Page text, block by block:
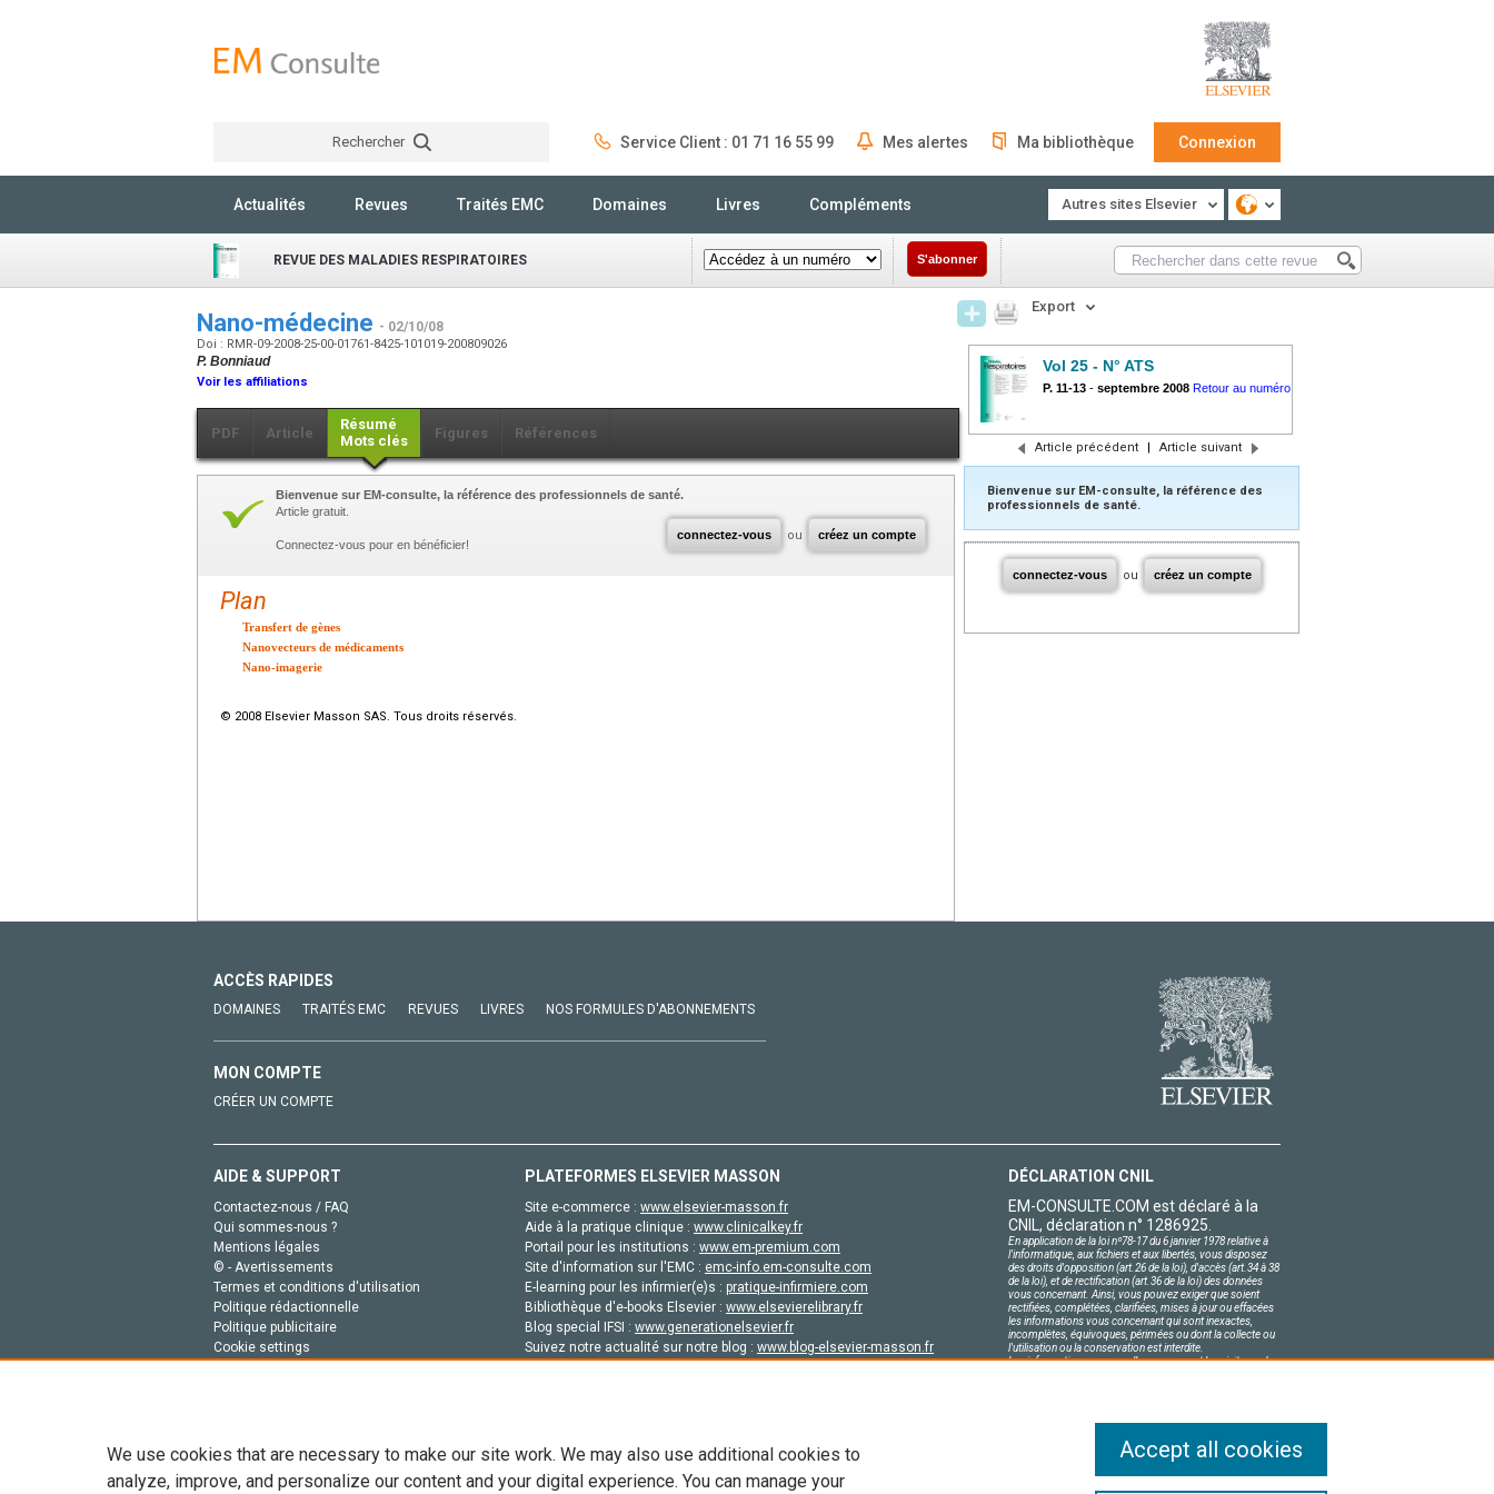
Rechercher Service Client : 01 71 16 55 99 Mes alertes Ma bibliothèque Connexion
Actualités Revues Traités EMC Domaines Livres Compléments Autres sites Elsevier
REVUE DES MALADIES RESPIRATOIRES S'abonner
Nano-médecine - 02/10/08
Doi : RMR-09-2008-25-00-01761-8425-101019-200809026
P. Bonniaud
Voir les affiliations
PDF Article
Résumé
Mots clés
Figures Références
connectez-vous ou créez un compte
Bienvenue sur EM-consulte, la référence des professionnels de santé.
Article gratuit.
Connectez-vous pour en bénéficier!
Plan
Transfert de gènes
Nanovecteurs de médicaments
Nano-imagerie
© 2008 Elsevier Masson SAS. Tous droits réservés.
Export
Vol 25 - N° ATS
P. 11-13 - septembre 2008 Retour au numéro
Article précédent | Article suivant
Bienvenue sur EM-consulte, la référence des
professionnels de santé.
connectez-vous ou créez un compte
ACCÈS RAPIDES
DOMAINES TRAITÉS EMC REVUES LIVRES NOS FORMULES D'ABONNEMENTS
MON COMPTE
CRÉER UN COMPTE
AIDE & SUPPORT
Contactez-nous / FAQ
Qui sommes-nous ?
Mentions légales
© - Avertissements
Termes et conditions d'utilisation
Politique rédactionnelle
Politique publicitaire
Cookie settings
PLATEFORMES ELSEVIER MASSON
Site e-commerce : www.elsevier-masson.fr
Aide à la pratique clinique : www.clinicalkey.fr
Portail pour les institutions : www.em-premium.com
Site d'information sur l'EMC : emc-info.em-consulte.com
E-learning pour les infirmier(e)s : pratique-infirmiere.com
Bibliothèque d'e-books Elsevier : www.elsevierelibrary.fr
Blog special IFSI : www.generationelsevier.fr
Suivez notre actualité sur notre blog : www.blog-elsevier-masson.fr
DÉCLARATION CNIL
EM-CONSULTE.COM est déclaré à la
CNIL, déclaration n° 1286925.
En application de la loi nº78-17 du 6 janvier 1978 relative à
l'informatique, aux fichiers et aux libertés, vous disposez
des droits d'opposition (art.26 de la loi), d'accès (art.34 à 38
de la loi), et de rectification (art.36 de la loi) des données
vous concernant. Ainsi, vous pouvez exiger que soient
rectifiées, complétées, clarifiées, mises à jour ou effacées
les informations vous concernant qui sont inexactes,
incomplètes, équivoques, périmées ou dont la collecte ou
l'utilisation ou la conservation est interdite.
Les informations personnelles concernant les visiteurs de
We use cookies that are necessary to make our site work. We may also use additional cookies to
analyze, improve, and personalize our content and your digital experience. You can manage your
Accept all cookies